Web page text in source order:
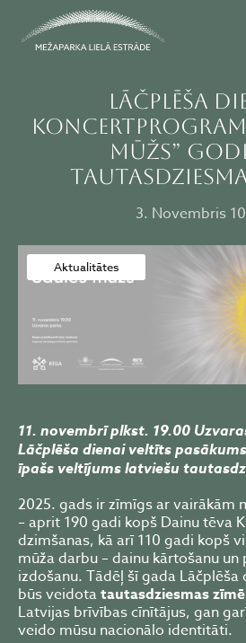
Lāčplēša
mūžs”
3. Novembris
Aktualitātes
11. novembrī plkst. 19.00
Lāčplēša dienai veltīts
īpašs veltījums latviešu
2025. gads ir zīmīgs ar vairākām
– aprit 190 gadi kopš Dainu tēva
dzimšanas, kā arī 110 gadi kopš
mūža darbu – dainu kārtošanu un
izdošanu. Tādēļ šī gada
būs veidotatautasdziesmas zīmē
Latvijas brīvības cīnītājus, gan
veido mūsu nacionālo identitāti.